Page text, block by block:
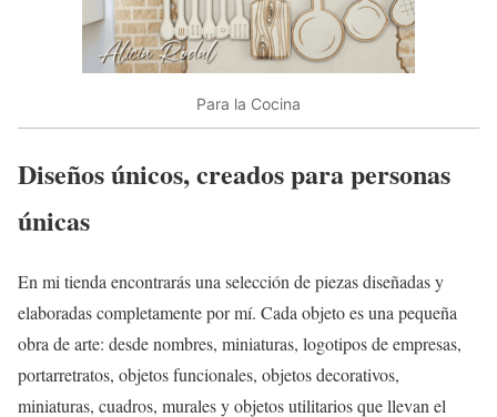
Para la Cocina
Diseños únicos, creados para personas
únicas
En mi tienda encontrarás una selección de piezas diseñadas y
elaboradas completamente por mí. Cada objeto es una pequeña
obra de arte: desde nombres, miniaturas, logotipos de empresas,
portarretratos, objetos funcionales, objetos decorativos,
miniaturas, cuadros, murales y objetos utilitarios que llevan el